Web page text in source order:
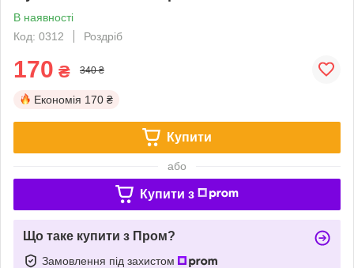
В наявності
Код: 0312
Роздріб
170 ₴ 340 ₴
Економія 170 ₴
Купити
або
Купити з
Що таке купити з Пром?
Замовлення під захистом